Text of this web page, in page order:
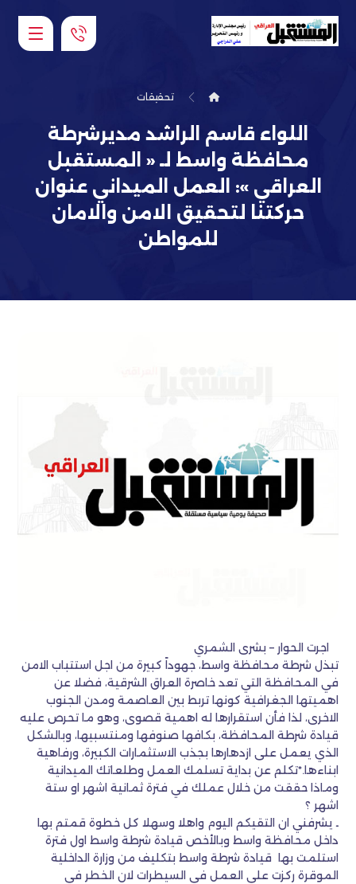
تحقيقات
اللواء قاسم الراشد مديرشرطة
محافظة واسط لـ « المستقبل
العراقي »: العمل الميداني عنوان
حركتنا لتحقيق الامن والامان
للمواطن
اجرت الحوار – بشرى الشمري
تبذل شرطة محافظة واسط، جهوداً كبيرة من اجل استتباب الامن
في المحافظة التي تعد خاصرة العراق الشرقية، فضلا عن
اهميتها الجغرافية كونها تربط بين العاصمة ومدن الجنوب
الاخرى، لذا فأن استقرارها له اهمية قصوى، وهو ما تحرص عليه
قيادة شرطة المحافظة، بكافها صنوفها ومنتسبيها، وبالشكل
الذي يعمل على ازدهارها بجذب الاستثمارات الكبيرة، ورفاهية
ابناءها.*تكلم عن بداية تسلمك العمل وطلعاتك الميدانية
وماذا حققت من خلال عملك في فترة ثمانية اشهر او ستة
اشهر ؟
ـ يشرفني ان التقيكم اليوم واهلا وسهلا كل خطوة قمتم بها
داخل محافظة واسط وبالأخص قيادة شرطة واسط اول فترة
استلمت بها قيادة شرطة واسط بتكليف من وزارة الداخلية
الموقرة ركزت على العمل في السيطرات لان الخطر في